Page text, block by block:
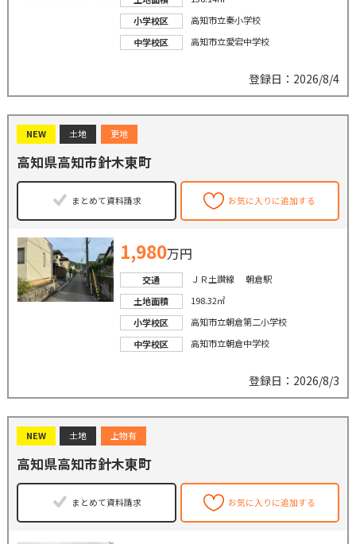
小学校区
高知市立秦小学校
中学校区
高知市立愛宕中学校
登録日：2026/8/4
NEW 土地 更地
高知県高知市針木東町
まとめて資料請求 お気に入りに追加する
1,980万円
交通
ＪＲ土讃線 朝倉駅
土地面積
198.32㎡
小学校区
高知市立朝倉第二小学校
中学校区
高知市立朝倉中学校
登録日：2026/8/3
NEW 土地 上物有
高知県高知市針木東町
まとめて資料請求 お気に入りに追加する